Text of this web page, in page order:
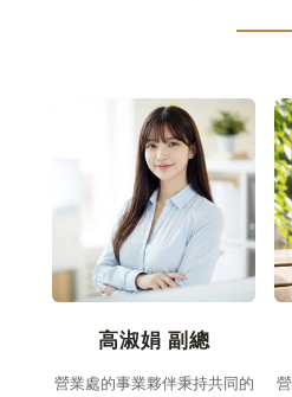
高淑娟 副總
營業處的事業夥伴秉持共同的